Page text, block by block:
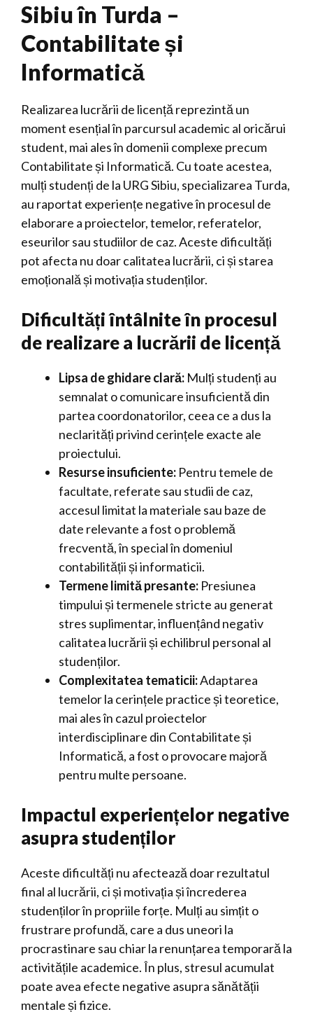
Sibiu în Turda –
Contabilitate și
Informatică
Realizarea lucrării de licență reprezintă un
moment esențial în parcursul academic al oricărui
student, mai ales în domenii complexe precum
Contabilitate și Informatică. Cu toate acestea,
mulți studenți de la URG Sibiu, specializarea Turda,
au raportat experiențe negative în procesul de
elaborare a proiectelor, temelor, referatelor,
eseurilor sau studiilor de caz. Aceste dificultăți
pot afecta nu doar calitatea lucrării, ci și starea
emoțională și motivația studenților.
Dificultăți întâlnite în procesul
de realizare a lucrării de licență
Lipsa de ghidare clară: Mulți studenți au
semnalat o comunicare insuficientă din
partea coordonatorilor, ceea ce a dus la
neclarități privind cerințele exacte ale
proiectului.
Resurse insuficiente: Pentru temele de
facultate, referate sau studii de caz,
accesul limitat la materiale sau baze de
date relevante a fost o problemă
frecventă, în special în domeniul
contabilității și informaticii.
Termene limită presante: Presiunea
timpului și termenele stricte au generat
stres suplimentar, influențând negativ
calitatea lucrării și echilibrul personal al
studenților.
Complexitatea tematicii:Adaptarea
temelor la cerințele practice și teoretice,
mai ales în cazul proiectelor
interdisciplinare din Contabilitate și
Informatică, a fost o provocare majoră
pentru multe persoane.
Impactul experiențelor negative
asupra studenților
Aceste dificultăți nu afectează doar rezultatul
final al lucrării, ci și motivația și încrederea
studenților în propriile forțe. Mulți au simțit o
frustrare profundă, care a dus uneori la
procrastinare sau chiar la renunțarea temporară la
activitățile academice. În plus, stresul acumulat
poate avea efecte negative asupra sănătății
mentale și fizice.